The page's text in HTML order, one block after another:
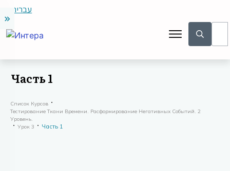
עברית
Часть 1
Список Курсов
Тестирование Ткани Времени. Расформирование Негативных Событий. 2
Уровень.
Урок 3
Часть 1